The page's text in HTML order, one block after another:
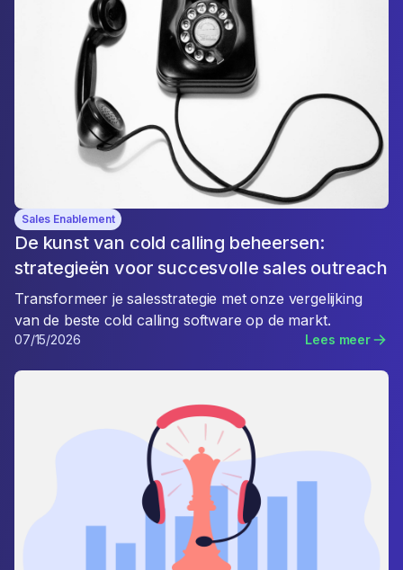
Sales Enablement
De kunst van cold calling beheersen:
strategieën voor succesvolle sales outreach
Transformeer je salesstrategie met onze vergelijking
van de beste cold calling software op de markt.
07/15/2026 Lees meer